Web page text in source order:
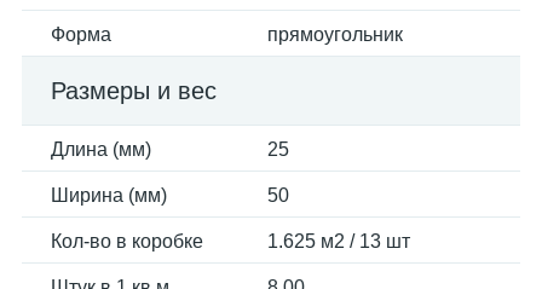
Форма прямоугольник
Размеры и вес
Длина (мм) 25
Ширина (мм) 50
Кол-во в коробке 1.625 м2 / 13 шт